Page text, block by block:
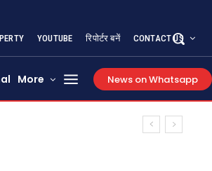
YOUTUBE रिपोर्टर बनें CONTACT US
More News on Whatsapp